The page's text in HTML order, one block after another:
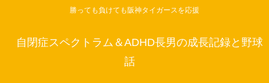
勝っても負けても阪神タイガースを応援
自閉症スペクトラム＆ADHD長男の成長記録と野球
話